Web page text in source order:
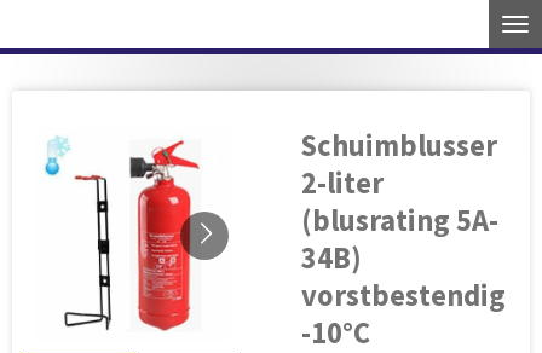
direct
hoofdinhoud
Schuimblusser
2-liter
(blusrating 5A-
34B)
vorstbestendig
-10°C